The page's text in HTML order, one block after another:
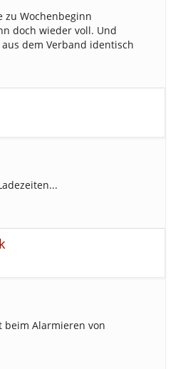
zu Wochenbeginn
doch wieder voll. Und
dem Verband identisch
beim Alarmieren von